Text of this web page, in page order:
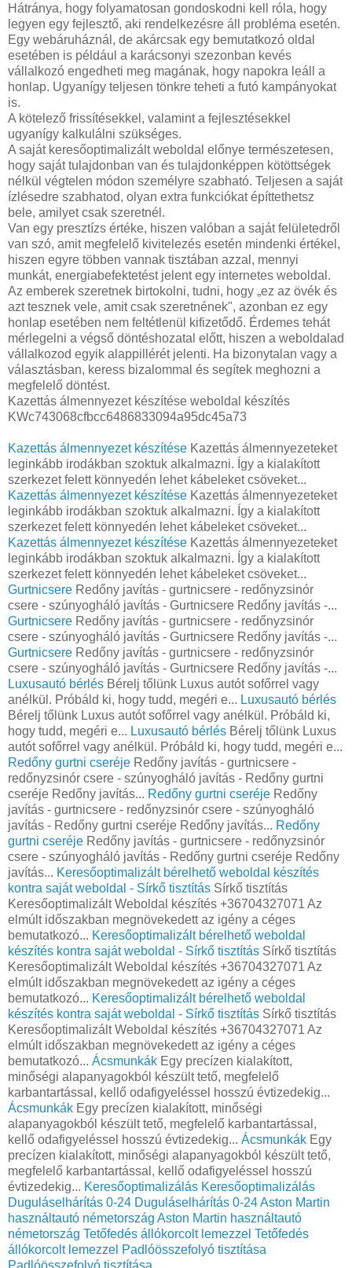
Hátránya, hogy folyamatosan gondoskodni kell róla, hogy
legyen egy fejlesztő, aki rendelkezésre áll probléma esetén.
Egy webáruháznál, de akárcsak egy bemutatkozó oldal
esetében is például a karácsonyi szezonban kevés
vállalkozó engedheti meg magának, hogy napokra leáll a
honlap. Ugyanígy teljesen tönkre teheti a futó kampányokat
is.
A kötelező frissítésekkel, valamint a fejlesztésekkel
ugyanígy kalkulálni szükséges.
A saját keresőoptimalizált weboldal előnye természetesen,
hogy saját tulajdonban van és tulajdonképpen kötöttségek
nélkül végtelen módon személyre szabható. Teljesen a saját
ízlésedre szabhatod, olyan extra funkciókat építtethetsz
bele, amilyet csak szeretnél.
Van egy presztízs értéke, hiszen valóban a saját felületedről
van szó, amit megfelelő kivitelezés esetén mindenki értékel,
hiszen egyre többen vannak tisztában azzal, mennyi
munkát, energiabefektetést jelent egy internetes weboldal.
Az emberek szeretnek birtokolni, tudni, hogy „ez az övék és
azt tesznek vele, amit csak szeretnének", azonban ez egy
honlap esetében nem feltétlenül kifizetődő. Érdemes tehát
mérlegelni a végső döntéshozatal előtt, hiszen a weboldalad
vállalkozod egyik alappillérét jelenti. Ha bizonytalan vagy a
választásban, keress bizalommal és segítek meghozni a
megfelelő döntést.
Kazettás álmennyezet készítése weboldal készítés
KWc743068cfbcc6486833094a95dc45a73
Kazettás álmennyezet készítése Kazettás álmennyezeteket
leginkább irodákban szoktuk alkalmazni. Így a kialakított
szerkezet felett könnyedén lehet kábeleket csöveket...
Kazettás álmennyezet készítése Kazettás álmennyezeteket
leginkább irodákban szoktuk alkalmazni. Így a kialakított
szerkezet felett könnyedén lehet kábeleket csöveket...
Kazettás álmennyezet készítése Kazettás álmennyezeteket
leginkább irodákban szoktuk alkalmazni. Így a kialakított
szerkezet felett könnyedén lehet kábeleket csöveket...
Gurtnicsere Redőny javítás - gurtnicsere - redőnyzsinór
csere - szúnyogháló javítás - Gurtnicsere Redőny javítás -...
Gurtnicsere Redőny javítás - gurtnicsere - redőnyzsinór
csere - szúnyogháló javítás - Gurtnicsere Redőny javítás -...
Gurtnicsere Redőny javítás - gurtnicsere - redőnyzsinór
csere - szúnyogháló javítás - Gurtnicsere Redőny javítás -...
Luxusautó bérlés Bérelj tőlünk Luxus autót sofőrrel vagy
anélkül. Próbáld ki, hogy tudd, megéri e... Luxusautó bérlés
Bérelj tőlünk Luxus autót sofőrrel vagy anélkül. Próbáld ki,
hogy tudd, megéri e... Luxusautó bérlés Bérelj tőlünk Luxus
autót sofőrrel vagy anélkül. Próbáld ki, hogy tudd, megéri e...
Redőny gurtni cseréje Redőny javítás - gurtnicsere -
redőnyzsinór csere - szúnyogháló javítás - Redőny gurtni
cseréje Redőny javítás... Redőny gurtni cseréje Redőny
javítás - gurtnicsere - redőnyzsinór csere - szúnyogháló
javítás - Redőny gurtni cseréje Redőny javítás... Redőny
gurtni cseréje Redőny javítás - gurtnicsere - redőnyzsinór
csere - szúnyogháló javítás - Redőny gurtni cseréje Redőny
javítás... Keresőoptimalizált bérelhető weboldal készítés
kontra saját weboldal - Sírkő tisztítás Sírkő tisztítás
Keresőoptimalizált Weboldal készítés +36704327071 Az
elmúlt időszakban megnövekedett az igény a céges
bemutatkozó... Keresőoptimalizált bérelhető weboldal
készítés kontra saját weboldal - Sírkő tisztítás Sírkő tisztítás
Keresőoptimalizált Weboldal készítés +36704327071 Az
elmúlt időszakban megnövekedett az igény a céges
bemutatkozó... Keresőoptimalizált bérelhető weboldal
készítés kontra saját weboldal - Sírkő tisztítás Sírkő tisztítás
Keresőoptimalizált Weboldal készítés +36704327071 Az
elmúlt időszakban megnövekedett az igény a céges
bemutatkozó... Ácsmunkák Egy precízen kialakított,
minőségi alapanyagokból készült tető, megfelelő
karbantartással, kellő odafigyeléssel hosszú évtizedekig...
Ácsmunkák Egy precízen kialakított, minőségi
alapanyagokból készült tető, megfelelő karbantartással,
kellő odafigyeléssel hosszú évtizedekig... Ácsmunkák Egy
precízen kialakított, minőségi alapanyagokból készült tető,
megfelelő karbantartással, kellő odafigyeléssel hosszú
évtizedekig... Keresőoptimalizálás Keresőoptimalizálás
Duguláselhárítás 0-24 Duguláselhárítás 0-24Aston Martin
használtautó németország Aston Martin használtautó
németország Tetőfedés állókorcolt lemezzel Tetőfedés
állókorcolt lemezzel Padlóösszefolyó tisztítása
Padlóösszefolyó tisztítása